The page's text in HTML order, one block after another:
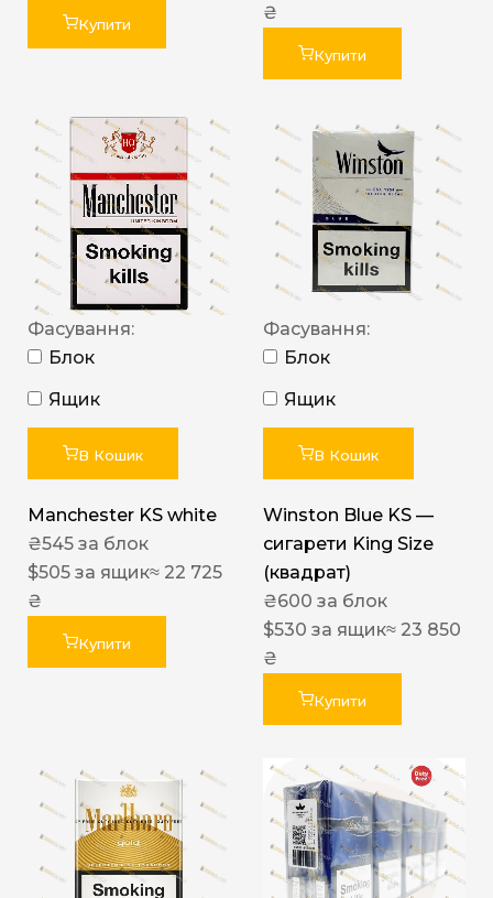
Купити
₴
Купити
Фасування:
Блок
Ящик
В Кошик
Manchester KS white
₴545 за блок
$505 за ящик≈ 22 725
₴
Купити
Фасування:
Блок
Ящик
В Кошик
Winston Blue KS —
сигарети King Size
(квадрат)
₴600 за блок
$530 за ящик≈ 23 850
₴
Купити